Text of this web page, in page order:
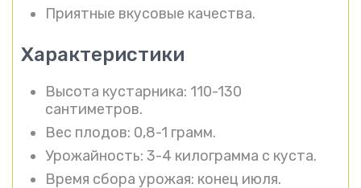
Приятные вкусовые качества.
Характеристики
Высота кустарника: 110-130
сантиметров.
Вес плодов: 0,8-1 грамм.
Урожайность: 3-4 килограмма с куста.
Время сбора урожая: конец июля.